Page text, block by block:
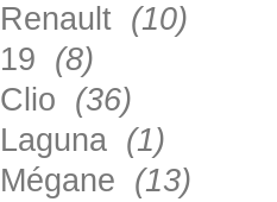
Renault (10)
19 (8)
Clio (36)
Laguna (1)
Mégane (13)